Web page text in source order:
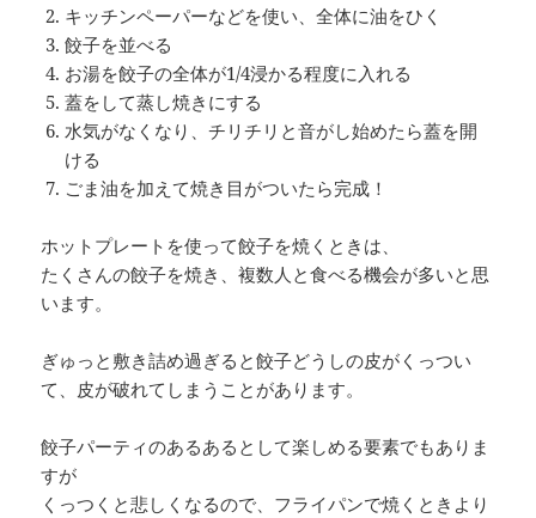
キッチンペーパーなどを使い、全体に油をひく
餃子を並べる
お湯を餃子の全体が1/4浸かる程度に入れる
蓋をして蒸し焼きにする
水気がなくなり、チリチリと音がし始めたら蓋を開
ける
ごま油を加えて焼き目がついたら完成！
ホットプレートを使って餃子を焼くときは、
たくさんの餃子を焼き、複数人と食べる機会が多いと思
います。
ぎゅっと敷き詰め過ぎると餃子どうしの皮がくっつい
て、皮が破れてしまうことがあります。
餃子パーティのあるあるとして楽しめる要素でもありま
すが
くっつくと悲しくなるので、フライパンで焼くときより